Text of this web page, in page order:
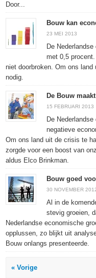
Door...
Bouw kan
23 MEI 2013
De
met 0,5
niet doorbroken. Om ons
nodig.
De Bouw
15 FEBRUARI 2013
De
negatieve
Om ons land uit de crisis te
zorgde voor een boost van
aldus Elco Brinkman.
Bouw goed
30 NOVEMBER
Al in de
stevig groeien,
Nederlandse economische
opplussen, zo blijkt uit
Bouw onlangs presenteerde.
« Vorige